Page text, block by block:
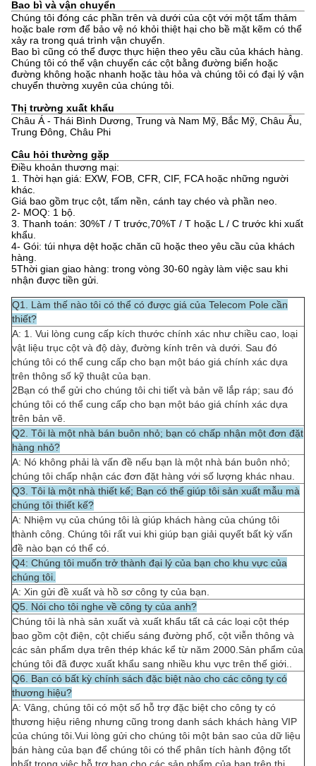
Bao bì và vận chuyển
Chúng tôi đóng các phần trên và dưới của cột với một tấm thảm
hoặc bale rơm để bảo vệ nó khỏi thiệt hại cho bề mặt kẽm có thể
xảy ra trong quá trình vận chuyển.
Bao bì cũng có thể được thực hiện theo yêu cầu của khách hàng.
Chúng tôi có thể vận chuyển các cột bằng đường biển hoặc
đường không hoặc nhanh hoặc tàu hỏa và chúng tôi có đại lý vận
chuyển thường xuyên của chúng tôi.
Thị trường xuất khẩu
Châu Á - Thái Bình Dương, Trung và Nam Mỹ, Bắc Mỹ, Châu Âu,
Trung Đông, Châu Phi
Câu hỏi thường gặp
Điều khoản thương mại:
1. Thời hạn giá: EXW, FOB, CFR, CIF, FCA hoặc những người
khác.
Giá bao gồm trục cột, tấm nền, cánh tay chéo và phần neo.
2- MOQ: 1 bộ.
3. Thanh toán: 30%T / T trước,70%T / T hoặc L / C trước khi xuất
khẩu.
4- Gói: túi nhựa dệt hoặc chăn cũ hoặc theo yêu cầu của khách
hàng.
5Thời gian giao hàng: trong vòng 30-60 ngày làm việc sau khi
nhận được tiền gửi.
Q1. Làm thế nào tôi có thể có được giá của Telecom Pole cần
thiết?
A: 1. Vui lòng cung cấp kích thước chính xác như chiều cao, loại
vật liệu trục cột và độ dày, đường kính trên và dưới. Sau đó
chúng tôi có thể cung cấp cho bạn một báo giá chính xác dựa
trên thông số kỹ thuật của bạn.
2Bạn có thể gửi cho chúng tôi chi tiết và bản vẽ lắp ráp; sau đó
chúng tôi có thể cung cấp cho bạn một báo giá chính xác dựa
trên bản vẽ.
Q2. Tôi là một nhà bán buôn nhỏ; bạn có chấp nhận một đơn đặt
hàng nhỏ?
A: Nó không phải là vấn đề nếu bạn là một nhà bán buôn nhỏ;
chúng tôi chấp nhận các đơn đặt hàng với số lượng khác nhau.
Q3. Tôi là một nhà thiết kế; Bạn có thể giúp tôi sản xuất mẫu mà
chúng tôi thiết kế?
A: Nhiệm vụ của chúng tôi là giúp khách hàng của chúng tôi
thành công. Chúng tôi rất vui khi giúp bạn giải quyết bất kỳ vấn
đề nào bạn có thể có.
Q4: Chúng tôi muốn trở thành đại lý của bạn cho khu vực của
chúng tôi.
A: Xin gửi đề xuất và hồ sơ công ty của bạn.
Q5. Nói cho tôi nghe về công ty của anh?
Chúng tôi là nhà sản xuất và xuất khẩu tất cả các loại cột thép
bao gồm cột điện, cột chiếu sáng đường phố, cột viễn thông và
các sản phẩm dựa trên thép khác kể từ năm 2000.Sản phẩm của
chúng tôi đã được xuất khẩu sang nhiều khu vực trên thế giới..
Q6. Bạn có bất kỳ chính sách đặc biệt nào cho các công ty có
thương hiệu?
A: Vâng, chúng tôi có một số hỗ trợ đặc biệt cho công ty có
thương hiệu riêng nhưng cũng trong danh sách khách hàng VIP
của chúng tôi.Vui lòng gửi cho chúng tôi một bản sao của dữ liệu
bán hàng của bạn để chúng tôi có thể phân tích hành động tốt